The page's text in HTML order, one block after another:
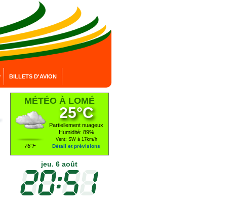
BILLETS D'AVION
MÉTÉO À LOMÉ
76°F
25°C
Partiellement nuageux
Humidité: 89%
Vent: SW à 17km/h
Détail et prévisions
jeu. 6 août